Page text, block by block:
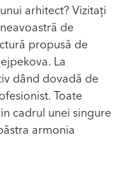
arhitect? Vizitați
de
propusă de
La
dând dovadă de
Toate
cadrul unei singure
armonia